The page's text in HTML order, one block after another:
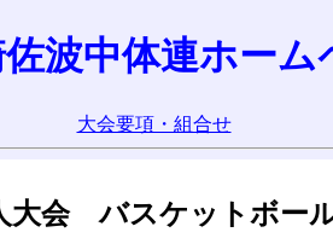
波中体連ホーム
大会要項・組合せ
大会 バスケットボー